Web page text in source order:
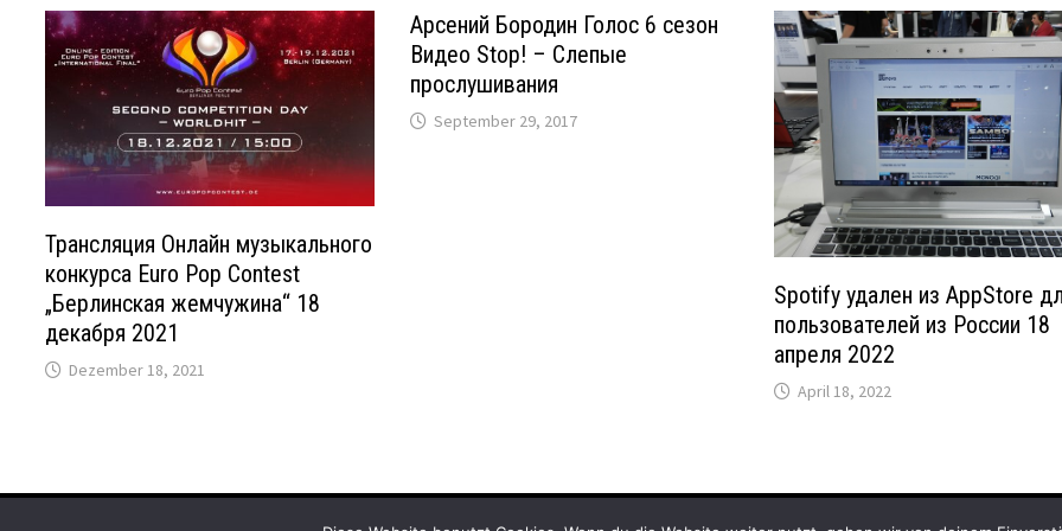
Трансляция Онлайн музыкального
конкурса Euro Pop Contest
„Берлинская жемчужина“ 18
декабря 2021
Dezember 18, 2021
Арсений Бородин Голос 6 сезон
Видео Stop! – Слепые
прослушивания
September 29, 2017
Spotify удален из AppStore
пользователей из России 18
апреля 2022
April 18, 2022